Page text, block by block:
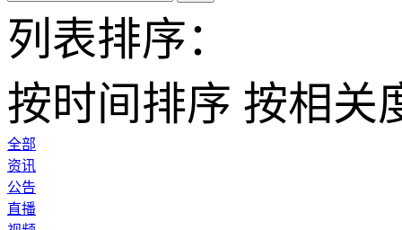
列表排序：
按时间排序 按相关
全部
资讯
公告
直播